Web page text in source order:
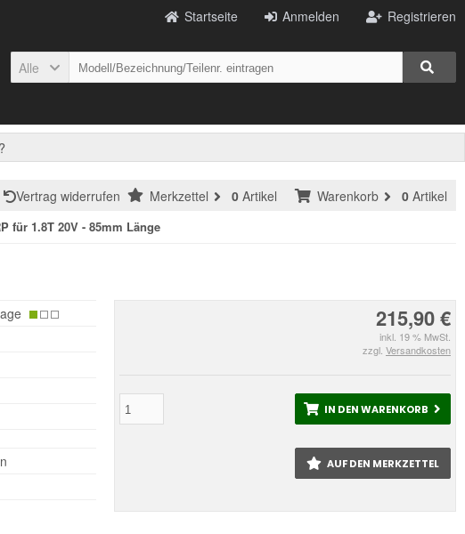
Registrieren
Anmelden
Startseite
Alle
?
Warenkorb 0 Artikel
Vertrag widerrufen Merkzettel 0 Artikel
für 1.8T 20V - 85mm Länge
215,90 €
inkl. 19 % MwSt.
zzgl. Versandkosten
IN DEN WARENKORB
AUF DEN MERKZETTEL